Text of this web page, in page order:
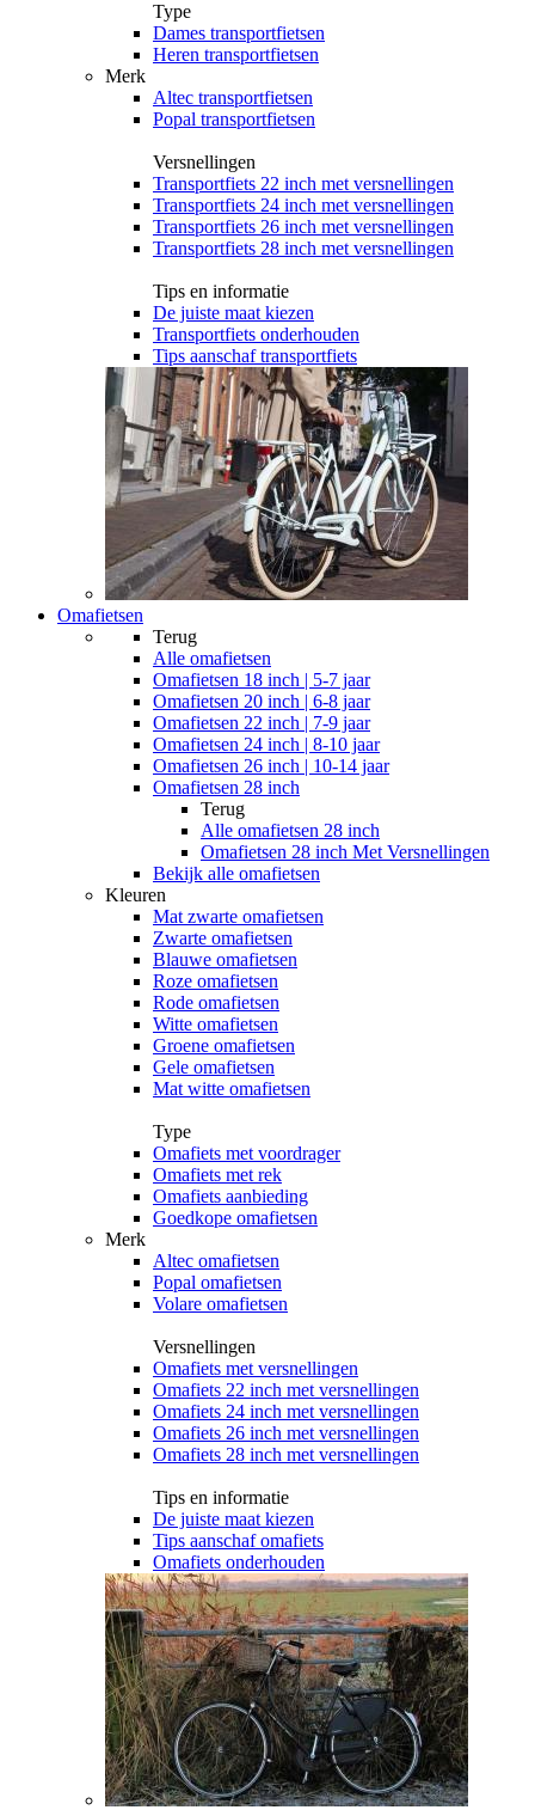
Type
Dames transportfietsen
Heren transportfietsen
Merk
Altec transportfietsen
Popal transportfietsen
Versnellingen
Transportfiets 22 inch met versnellingen
Transportfiets 24 inch met versnellingen
Transportfiets 26 inch met versnellingen
Transportfiets 28 inch met versnellingen
Tips en informatie
De juiste maat kiezen
Transportfiets onderhouden
Tips aanschaf transportfiets
Omafietsen
Terug
Alle omafietsen
Omafietsen 18 inch | 5-7 jaar
Omafietsen 20 inch | 6-8 jaar
Omafietsen 22 inch | 7-9 jaar
Omafietsen 24 inch | 8-10 jaar
Omafietsen 26 inch | 10-14 jaar
Omafietsen 28 inch
Terug
Alle omafietsen 28 inch
Omafietsen 28 inch Met Versnellingen
Bekijk alle omafietsen
Kleuren
Mat zwarte omafietsen
Zwarte omafietsen
Blauwe omafietsen
Roze omafietsen
Rode omafietsen
Witte omafietsen
Groene omafietsen
Gele omafietsen
Mat witte omafietsen
Type
Omafiets met voordrager
Omafiets met rek
Omafiets aanbieding
Goedkope omafietsen
Merk
Altec omafietsen
Popal omafietsen
Volare omafietsen
Versnellingen
Omafiets met versnellingen
Omafiets 22 inch met versnellingen
Omafiets 24 inch met versnellingen
Omafiets 26 inch met versnellingen
Omafiets 28 inch met versnellingen
Tips en informatie
De juiste maat kiezen
Tips aanschaf omafiets
Omafiets onderhouden